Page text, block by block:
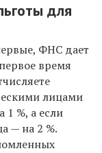
для
ФНС дает
время
лицами
1 %, а если
— на 2 %.